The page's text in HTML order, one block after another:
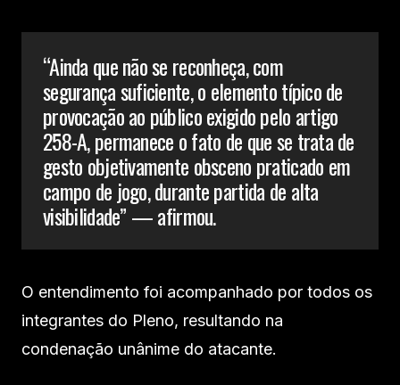
“Ainda que não se reconheça, com
segurança suficiente, o elemento típico de
provocação ao público exigido pelo artigo
258-A, permanece o fato de que se trata de
gesto objetivamente obsceno praticado em
campo de jogo, durante partida de alta
visibilidade” — afirmou.
O entendimento foi acompanhado por todos os
integrantes do Pleno, resultando na
condenação unânime do atacante.